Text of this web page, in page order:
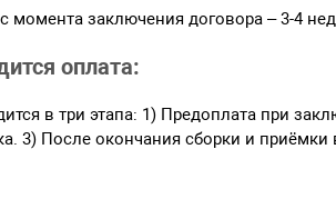
момента заключения договора – 3-4
оплата:
в три этапа: 1) Предоплата при
3) После окончания сборки и